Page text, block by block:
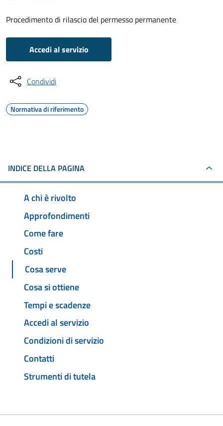
Procedimento di rilascio del permesso permanente
Accedi al servizio
Condividi
Normativa di riferimento
INDICE DELLA PAGINA
A chi è rivolto
Approfondimenti
Come fare
Costi
Cosa serve
Cosa si ottiene
Tempi e scadenze
Accedi al servizio
Condizioni di servizio
Contatti
Strumenti di tutela